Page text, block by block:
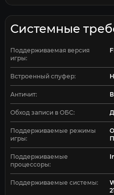
Но это еще не все! Unicore
функций, которые помогут
время. Вы сможете
игры, включая скорость
гравитации и другие
создать идеальную
именно вам.
Наше мод-меню
безопасность, и мы
обеспечению анонимности
пользователей. Мы
будет безопасным и
Так что, если вы ищете
поддержкой FIVEM,
подсветки всех игроков и
множество других
ваш идеальный выбор.
Системные
Поддерживаемая версия
игры:
Встроенный спуфер:
Античит:
Обход записи в ОБС:
Поддерживаемые режимы
игры:
Поддерживаемые
процессоры:
Поддерживаемые системы: